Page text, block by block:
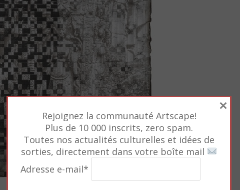
Rejoignez la communauté Artscape!
Plus de 10 000 inscrits, zero spam.
Toutes nos actualités culturelles et idées de
sorties, directement dans votre boîte mail
Adresse e-mail*
×